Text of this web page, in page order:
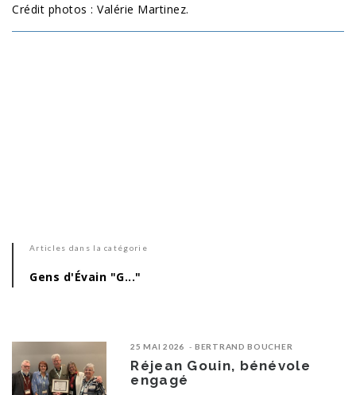
Crédit photos : Valérie Martinez.
Articles dans la catégorie
Gens d'Évain "G..."
25 MAI 2026 BERTRAND BOUCHER
Réjean Gouin, bénévole
engagé